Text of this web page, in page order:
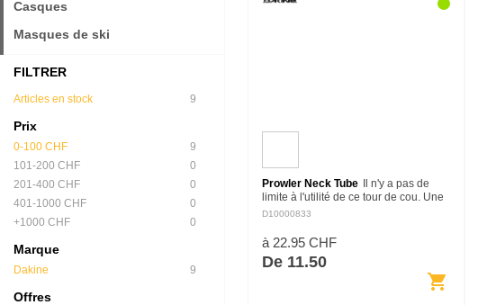
Casques
Masques de ski
FILTRER
Articles en stock 9
Prix
0-100 CHF
9
101-200 CHF
0
201-400 CHF
0
401-1000 CHF
0
+1000 CHF
0
Marque
Dakine 9
Offres
Prowler Neck Tube
Il n'y a pas de
limite à l'utilité de ce tour de cou. Une
seule couche de polyester super
un cache-cou, un…
D10000833
à 22.95 CHF
De 11.50
shopping_cart